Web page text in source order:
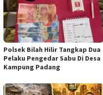
Polsek Bilah Hilir Tangkap Dua
Pelaku Pengedar Sabu Di Desa
Kampung Padang